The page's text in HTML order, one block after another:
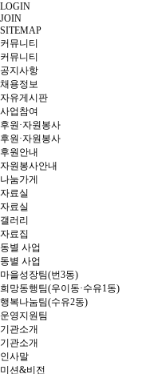
LOGIN
JOIN
SITEMAP
커뮤니티
커뮤니티
공지사항
채용정보
자유게시판
사업참여
후원·자원봉사
후원·자원봉사
후원안내
자원봉사안내
나눔가게
자료실
자료실
갤러리
자료집
동별 사업
동별 사업
마을성장팀(번3동)
희망동행팀(우이동·수유1동)
행복나눔팀(수유2동)
운영지원팀
기관소개
기관소개
인사말
미션&비전